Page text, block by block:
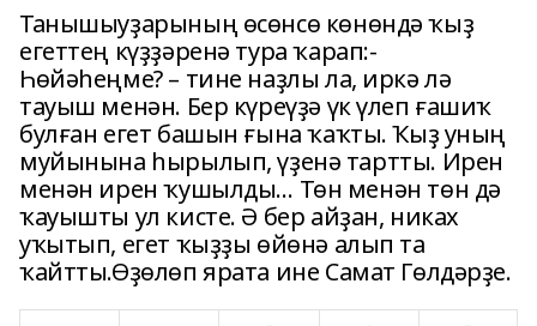
Танышыуҙарының өсөнсө көнөндә ҡыҙ
егеттең күҙҙәренә тура ҡарап:-
Һөйәһеңме? – тине наҙлы ла, иркә лә
тауыш менән. Бер күреүҙә үк үлеп ғашиҡ
булған егет башын ғына ҡаҡты. Ҡыҙ уның
муйынына һырылып, үҙенә тартты. Ирен
менән ирен ҡушылды… Төн менән төн дә
ҡауышты ул кисте. Ә бер айҙан, никах
уҡытып, егет ҡыҙҙы өйөнә алып та
ҡайтты.Өҙөлөп ярата ине Самат Гөлдәрҙе.